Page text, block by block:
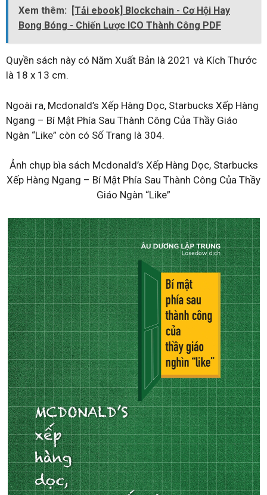
Xem thêm:
[Tải ebook] Blockchain - Cơ Hội Hay
Bong Bóng - Chiến Lược ICO Thành Công PDF
Quyền sách này có Năm Xuất Bản là 2021 và Kích Thước
là 18 x 13 cm.
Ngoài ra, Mcdonald’s Xếp Hàng Dọc, Starbucks Xếp Hàng
Ngang – Bí Mật Phía Sau Thành Công Của Thầy Giáo
Ngàn “Like” còn có Số Trang là 304.
Ảnh chụp bìa sách Mcdonald’s Xếp Hàng Dọc, Starbucks
Xếp Hàng Ngang – Bí Mật Phía Sau Thành Công Của Thầy
Giáo Ngàn “Like”